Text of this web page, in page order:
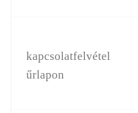
kapcsolatfelvétel
űrlapon